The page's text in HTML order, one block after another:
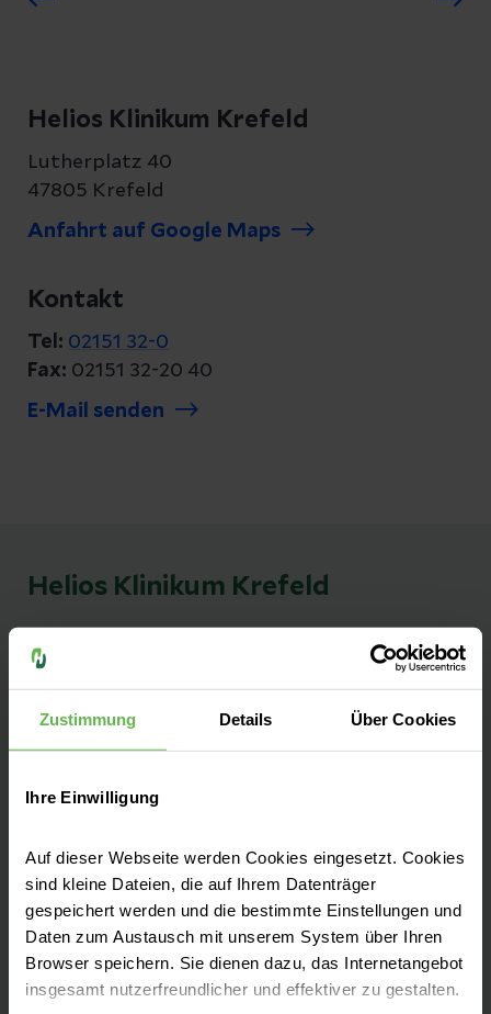
Zustimmung Details Über Cookies
Ihre Einwilligung
Auf dieser Webseite werden Cookies eingesetzt. Cookies
sind kleine Dateien, die auf Ihrem Datenträger
gespeichert werden und die bestimmte Einstellungen und
Daten zum Austausch mit unserem System über Ihren
Browser speichern. Sie dienen dazu, das Internetangebot
insgesamt nutzerfreundlicher und effektiver zu gestalten.
Helios Klinikum Krefeld
Lutherplatz 40
47805 Krefeld
Anfahrt auf Google Maps
Kontakt
Tel: 02151 32-0
Fax: 02151 32-20 40
E-Mail senden
Helios Klinikum Krefeld
Kontakt
Anfahrt auf Google Maps
Als modernes Haus der Maximalversorgung
bieten wir Ihnen nahezu das gesamte
Leistungsspektrum der Medizin sowie
attraktive Einstiegs- und